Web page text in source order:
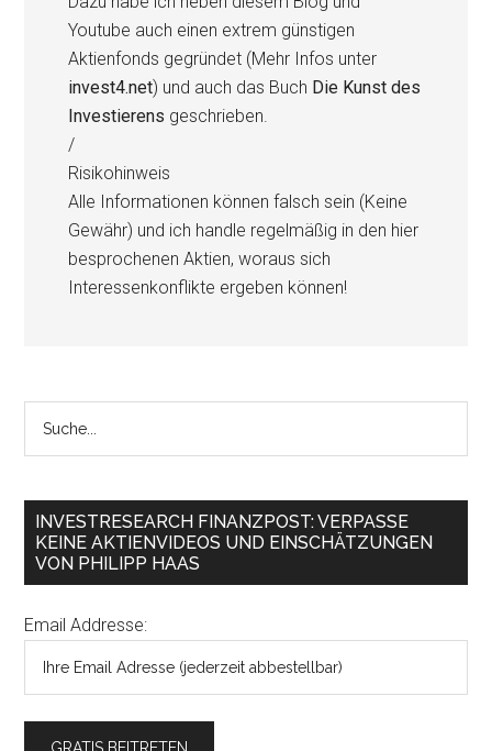
Youtube auch einen extrem günstigen
Aktienfonds gegründet (Mehr Infos unter
invest4.net) und auch das Buch Die Kunst des
Investierens geschrieben.
/
Risikohinweis
Alle Informationen können falsch sein (Keine
Gewähr) und ich handle regelmäßig in den hier
besprochenen Aktien, woraus sich
Interessenkonflikte ergeben können!
INVESTRESEARCH FINANZPOST: VERPASSE
KEINE AKTIENVIDEOS UND EINSCHÄTZUNGEN
VON PHILIPP HAAS
Email Addresse: